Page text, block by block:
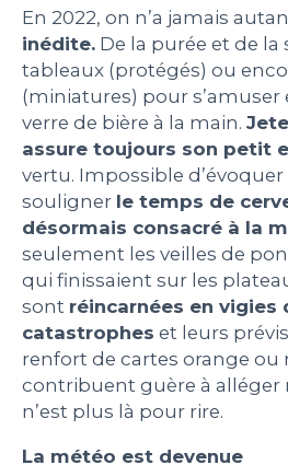
En 2022, on n’a jamais
inédite. De la purée et de la
tableaux (protégés) ou
(miniatures) pour s’amuser
verre de bière à la main.
assure toujours son petit
vertu. Impossible d’évoquer
souligner le temps de
désormais consacré à la
seulement les veilles de
qui finissaient sur les
sont réincarnées en vigies
catastrophes et leurs
renfort de cartes orange ou
contribuent guère à alléger
n’est plus là pour rire.
La météo est devenue